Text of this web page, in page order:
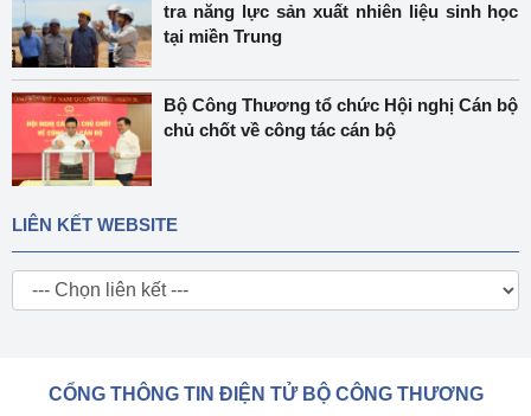
tra năng lực sản xuất nhiên liệu sinh học
tại miền Trung
Bộ Công Thương tổ chức Hội nghị Cán bộ
chủ chốt về công tác cán bộ
LIÊN KẾT WEBSITE
CỔNG THÔNG TIN ĐIỆN TỬ BỘ CÔNG THƯƠNG